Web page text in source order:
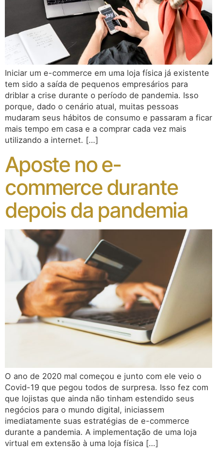
Iniciar um e-commerce em uma loja física já existente
tem sido a saída de pequenos empresários para
driblar a crise durante o período de pandemia. Isso
porque, dado o cenário atual, muitas pessoas
mudaram seus hábitos de consumo e passaram a ficar
mais tempo em casa e a comprar cada vez mais
utilizando a internet. […]
Aposte no e-
commerce durante
depois da pandemia
O ano de 2020 mal começou e junto com ele veio o
Covid-19 que pegou todos de surpresa. Isso fez com
que lojistas que ainda não tinham estendido seus
negócios para o mundo digital, iniciassem
imediatamente suas estratégias de e-commerce
durante a pandemia. A implementação de uma loja
virtual em extensão à uma loja física […]